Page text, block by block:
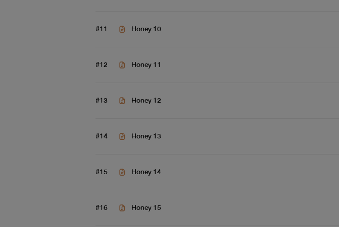
#11 Honey 10
#12 Honey 11
#13 Honey 12
#14 Honey 13
#15 Honey 14
#16 Honey 15